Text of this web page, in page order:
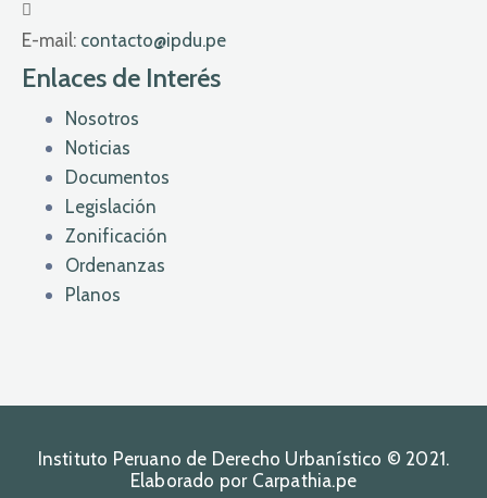
E-mail: contacto@ipdu.pe
Enlaces de Interés
Nosotros
Noticias
Documentos
Legislación
Zonificación
Ordenanzas
Planos
Instituto Peruano de Derecho Urbanístico © 2021.
Elaborado por Carpathia.pe